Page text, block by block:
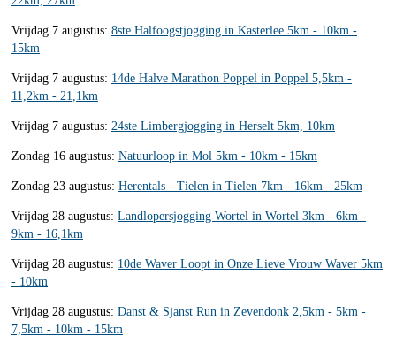
Vrijdag 7 augustus: 8ste Halfoogstjogging in Kasterlee 5km - 10km -
15km
Vrijdag 7 augustus: 14de Halve Marathon Poppel in Poppel 5,5km -
11,2km - 21,1km
Vrijdag 7 augustus: 24ste Limbergjogging in Herselt 5km, 10km
Zondag 16 augustus: Natuurloop in Mol 5km - 10km - 15km
Zondag 23 augustus: Herentals - Tielen in Tielen 7km - 16km - 25km
Vrijdag 28 augustus: Landlopersjogging Wortel in Wortel 3km - 6km -
9km - 16,1km
Vrijdag 28 augustus: 10de Waver Loopt in Onze Lieve Vrouw Waver 5km
- 10km
Vrijdag 28 augustus: Danst & Sjanst Run in Zevendonk 2,5km - 5km -
7,5km - 10km - 15km